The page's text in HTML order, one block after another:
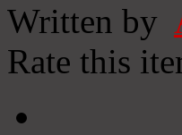
Written by
Rate this